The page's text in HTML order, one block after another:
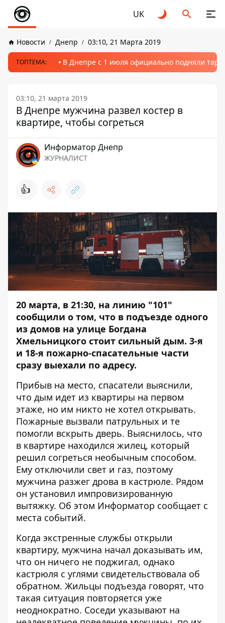
UK
Новости Днепр 03:10, 21 Марта 2019
ТОПТЕМА: В Днепре с 1 июля официально подняли
03:10, 21 марта 2019
В Днепре мужчина развел костер в
квартире, чтобы согреться
Информатор Днепр
ЖУРНАЛИСТ
👍
20 марта, в 21:30, на линию "101"
сообщили о том, что в подъезде одного
из домов на улице Богдана
Хмельницкого стоит сильный дым. 3-я
и 18-я пожарно-спасательные части
сразу выехали по адресу.
Прибыв на место, спасатели выяснили,
что дым идет из квартиры на первом
этаже, но им никто не хотел открывать.
Пожарные вызвали патрульных и те
помогли вскрыть дверь. Выяснилось, что
в квартире находился жилец, который
решил согреться необычным способом.
Ему отключили свет и газ, поэтому
мужчина разжег дрова в кастрюле. Рядом
он установил импровизированную
вытяжку. Об этом Информатор сообщает с
места событий.
Когда экстренные службы открыли
квартиру, мужчина начал доказывать им,
что он ничего не поджигал, однако
кастрюля с углями свидетельствовала об
обратном. Жильцы подъезда говорят, что
такая ситуация повторяется уже
неоднократно. Соседи указывают на